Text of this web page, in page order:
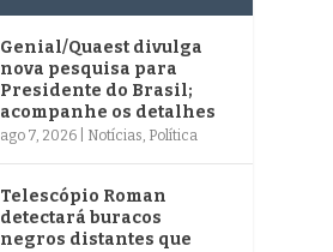
Genial/Quaest divulga
nova pesquisa para
Presidente do Brasil;
acompanhe os detalhes
ago 7, 2026 Notícias, Política
Telescópio Roman
detectará buracos
negros distantes que